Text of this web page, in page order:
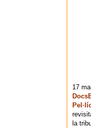
17
la